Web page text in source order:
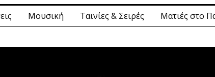
Μουσική Ταινίες & Σειρές Ματιές στο